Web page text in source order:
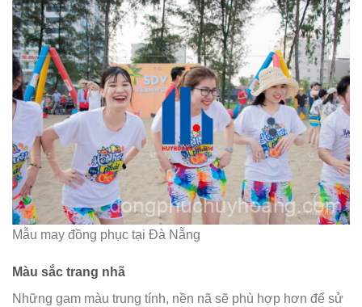
Mẫu may đồng phục tại Đà Nẵng
Màu sắc trang nhã
Những gam màu trung tính, nền nã sẽ phù hợp hơn để sử